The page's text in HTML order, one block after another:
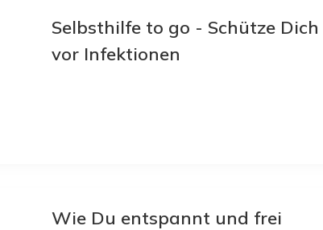
Selbsthilfe to go - Schütze Dich
vor Infektionen
Wie Du entspannt und frei